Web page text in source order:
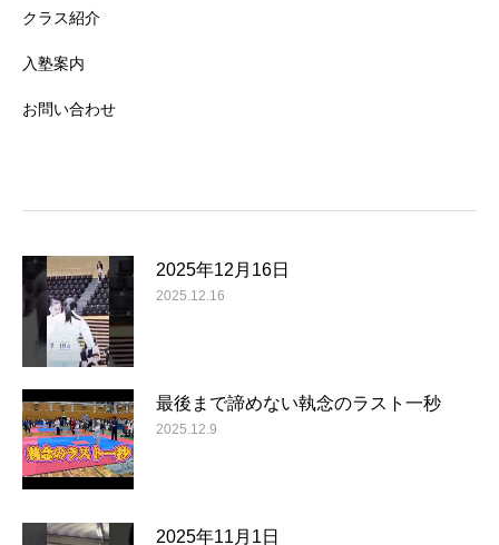
クラス紹介
入塾案内
お問い合わせ
2025年12月16日
2025.12.16
最後まで諦めない執念のラスト一秒
2025.12.9
2025年11月1日